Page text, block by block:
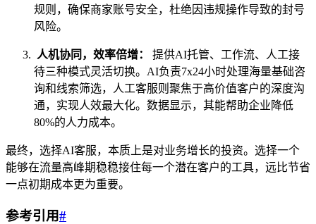
规则，确保商家账号安全，杜绝因违规操作导致的封号
风险。
人机协同，效率倍增：
提供AI托管、工作流、人工接
待三种模式灵活切换。AI负责7x24小时处理海量基础咨
询和线索筛选，人工客服则聚焦于高价值客户的深度沟
通，实现人效最大化。数据显示，其能帮助企业降低
80%的人力成本。
最终，选择AI客服，本质上是对业务增长的投资。选择一个
能够在流量高峰期稳稳接住每一个潜在客户的工具，远比节省
一点初期成本更为重要。
参考引用#